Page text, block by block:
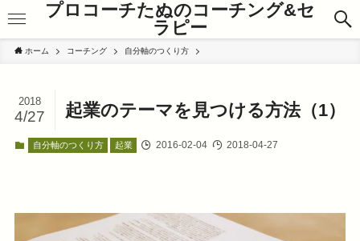
プロコーチたぬのコーチング&セ
ラピー
ホーム コーチング 自分軸のつくり方
起業のテーマを見つける方法（1）
2018
4/27
自分軸のつくり方 起業 2016-02-04 2018-04-27